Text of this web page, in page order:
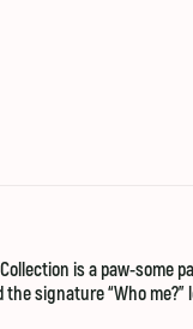
is a paw-
signature “Who